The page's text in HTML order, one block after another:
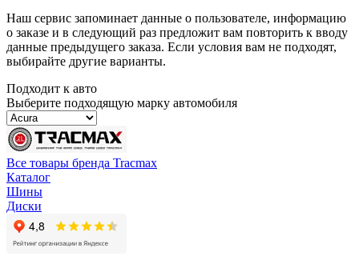
Наш сервис запоминает данные о пользователе, информацию
о заказе и в следующий раз предложит вам повторить к вводу
данные предыдущего заказа. Если условия вам не подходят,
выбирайте другие варианты.
Подходит к авто
Выберите подходящую марку автомобиля
Все товары бренда Tracmax
Каталог
Шины
Диски